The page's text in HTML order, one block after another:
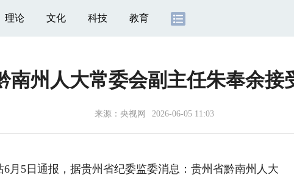
理论 文化 科技 教育
南州人大常委会副主任朱奉余接
来源： 央视网 2026-06-05 11:03
月5日通报，据贵州省纪委监委消息：贵州省黔南州人大